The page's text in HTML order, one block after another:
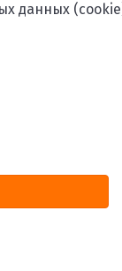
данных